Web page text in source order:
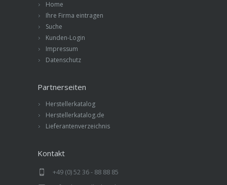
Home
Ihre Firma eintragen
Suche
Kunden-Login
Impressum
Datenschutz
Partnerseiten
Herstellerkatalog
Herstellerkatalog.de
Lieferantenverzeichnis
Kontakt
+49 (0) 52 36 - 88 88 85